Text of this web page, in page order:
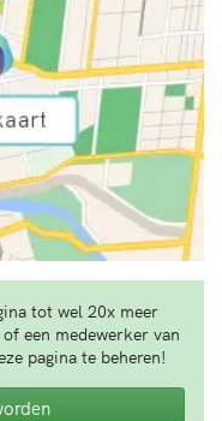
tot wel 20x meer
een medewerker van
pagina te beheren!